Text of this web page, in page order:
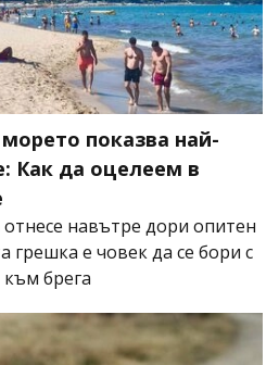
показва най-
Как да оцелеем в
навътре дори опитен
грешка е човек да се бори с
брега